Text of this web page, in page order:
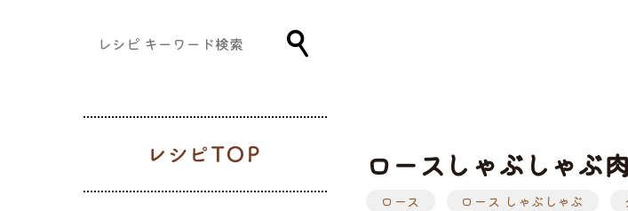
ロースしゃぶしゃぶ
ロース ロース しゃぶしゃぶ
生肉から選ぶ